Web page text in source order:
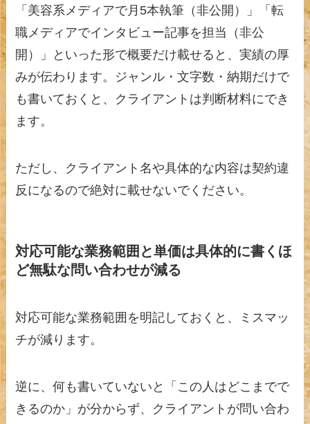
「美容系メディアで月5本執筆（非公開）」「転
職メディアでインタビュー記事を担当（非公
開）」といった形で概要だけ載せると、実績の厚
みが伝わります。ジャンル・文字数・納期だけで
も書いておくと、クライアントは判断材料にでき
ます。
ただし、クライアント名や具体的な内容は契約違
反になるので絶対に載せないでください。
対応可能な業務範囲と単価は具体的に書くほ
ど無駄な問い合わせが減る
対応可能な業務範囲を明記しておくと、ミスマッ
チが減ります。
逆に、何も書いていないと「この人はどこまでで
きるのか」が分からず、クライアントが問い合わ